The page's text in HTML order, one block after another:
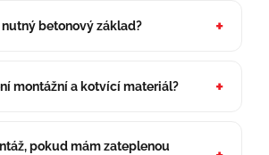
betonový základ?
montážní a kotvící materiál?
pokud mám zateplenou